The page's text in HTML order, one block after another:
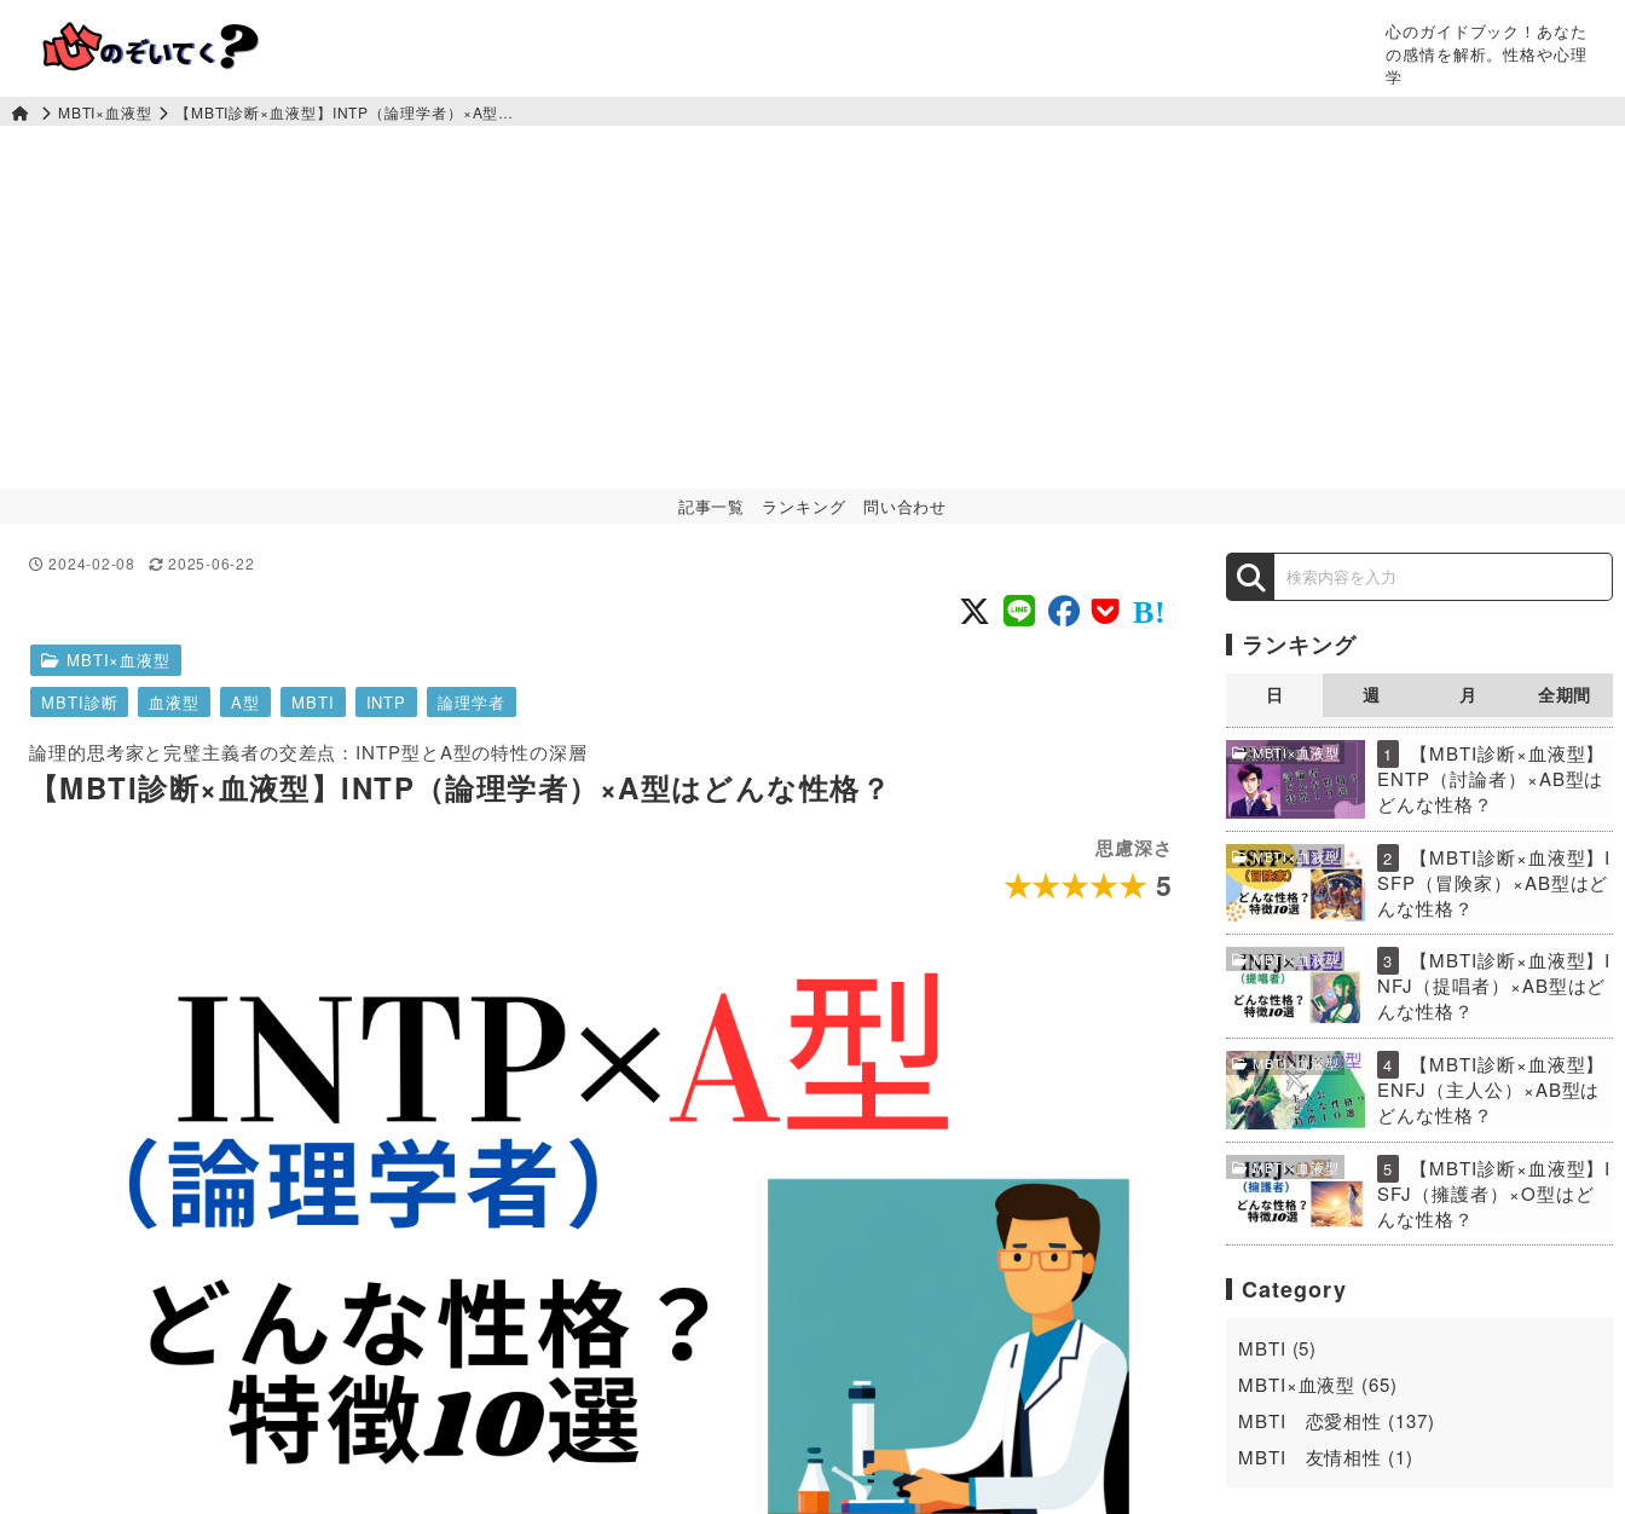
心のガイドブック！あなた
の感情を解析。性格や心理
学
MBTI×血液型 【MBTI診断×血液型】INTP（論理学者）×A型…
記事一覧 ランキング 問い合わせ
2024-02-08 2025-06-22
MBTI×血液型
MBTI診断
血液型 A型 MBTI INTP 論理学者
論理的思考家と完璧主義者の交差点：INTP型とA型の特性の深層
【MBTI診断×血液型】INTP（論理学者）×A型はどんな性格？
思慮深さ
5
ランキング
日 週 月 全期間
MBTI×血液型 1
【MBTI診断×血液型】
ENTP（討論者）×AB型は
どんな性格？
MBTI×血液型 2
【MBTI診断×血液型】I
SFP（冒険家）×AB型はど
んな性格？
MBTI×血液型 3
【MBTI診断×血液型】I
NFJ（提唱者）×AB型はど
んな性格？
MBTI×血液型 4
【MBTI診断×血液型】
ENFJ（主人公）×AB型は
どんな性格？
MBTI×血液型 5
【MBTI診断×血液型】I
SFJ（擁護者）×O型はど
んな性格？
Category
MBTI (5)
MBTI×血液型 (65)
MBTI 恋愛相性 (137)
MBTI 友情相性 (1)